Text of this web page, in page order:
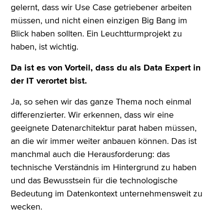
gelernt, dass wir Use Case getriebener arbeiten
müssen, und nicht einen einzigen Big Bang im
Blick haben sollten. Ein Leuchtturmprojekt zu
haben, ist wichtig.
Da ist es von Vorteil, dass du als Data Expert in
der IT verortet bist.
Ja, so sehen wir das ganze Thema noch einmal
differenzierter. Wir erkennen, dass wir eine
geeignete Datenarchitektur parat haben müssen,
an die wir immer weiter anbauen können. Das ist
manchmal auch die Herausforderung: das
technische Verständnis im Hintergrund zu haben
und das Bewusstsein für die technologische
Bedeutung im Datenkontext unternehmensweit zu
wecken.